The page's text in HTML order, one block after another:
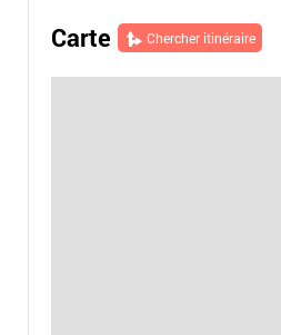
Carte Chercher itinéraire